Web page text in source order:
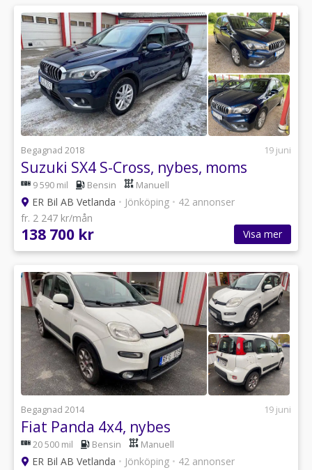
Begagnad 2018 19 juni
Suzuki SX4 S-Cross, nybes, moms
9 590 mil Bensin Manuell
ER Bil AB Vetlanda • Jönköping • 42 annonser
fr. 2 247 kr/mån
138 700 kr Visa mer
Begagnad 2014 19 juni
Fiat Panda 4x4, nybes
20 500 mil Bensin Manuell
ER Bil AB Vetlanda • Jönköping • 42 annonser